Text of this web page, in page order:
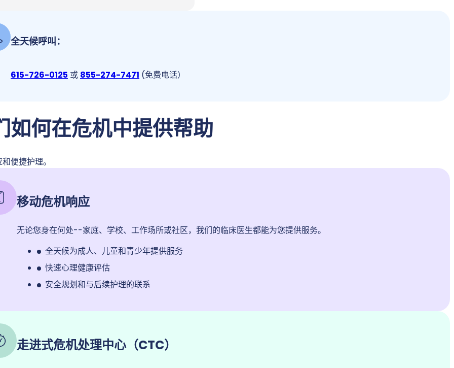
全天候呼叫：
615-726-0125 或 855-274-7471 (免费电话）
如何在危机中提供帮助
便捷护理。
移动危机响应
无论您身在何处--家庭、学校、工作场所或社区，我们的临床医生都能为您提供服务。
全天候为成人、儿童和青少年提供服务
快速心理健康评估
安全规划和与后续护理的联系
走进式危机处理中心（CTC）